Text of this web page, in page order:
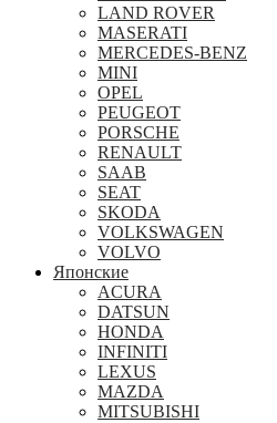
LAND ROVER
MASERATI
MERCEDES-BENZ
MINI
OPEL
PEUGEOT
PORSCHE
RENAULT
SAAB
SEAT
SKODA
VOLKSWAGEN
VOLVO
Японские
ACURA
DATSUN
HONDA
INFINITI
LEXUS
MAZDA
MITSUBISHI